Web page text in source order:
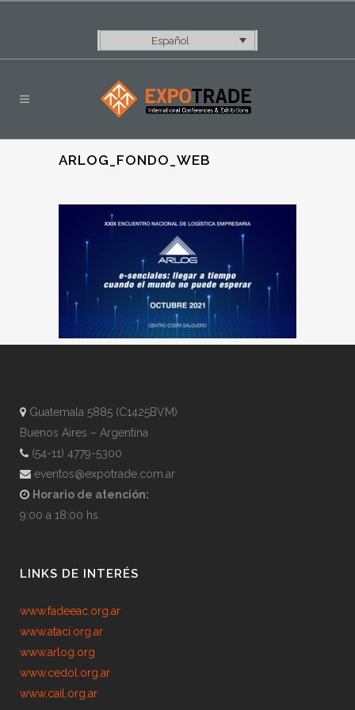
Español
ARLOG_FONDO_WEB
Guatemala 5885 (C1425BVM)
Buenos Aires – Argentina
(54-11) 4779-5300
eventos@expotrade.com.ar
Horario de atención:
9:00 a 18:00 hs.
LINKS DE INTERÉS
www.fadeeac.org.ar
www.ataci.org.ar
www.arlog.org
www.cedol.org.ar
www.cail.org.ar